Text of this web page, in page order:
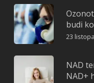
budi
23
NAD
NAD+